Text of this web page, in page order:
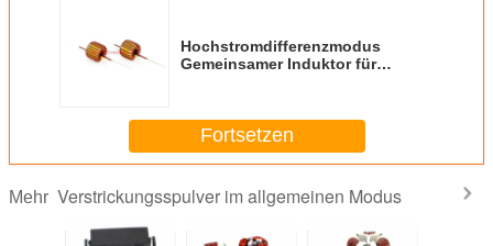
Hochstromdifferenzmodus
Gemeinsamer Induktor für
Fortsetzen
Mehr Verstrickungsspulver im allgemeinen Modus